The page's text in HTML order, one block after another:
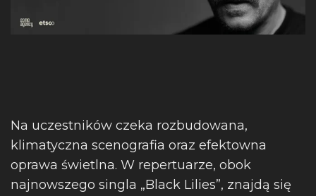
Na uczestników czeka rozbudowana,
klimatyczna scenografia oraz efektowna
oprawa świetlna. W repertuarze, obok
najnowszego singla „Black Lilies”, znajdą się